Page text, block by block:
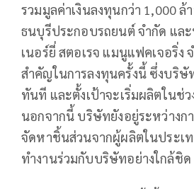
รวมมูลค่าเงินลงทุนกว่า 1,000
ธนบุรีประกอบรถยนต์ จำกัด แล
เนอร์ยี่ สตอเรจ แมนูแฟคเจอริ่ง
สำคัญในการลงทุนครั้งนี้ ซึ่งบริษั
ทันที และตั้งเป้าจะเริ่มผลิตในช่
นอกจากนี้ บริษัทยังอยู่ระหว่าง
จัดหาชิ้นส่วนจากผู้ผลิตในประเ
ทำงานร่วมกับบริษัทอย่างใกล้ชิด